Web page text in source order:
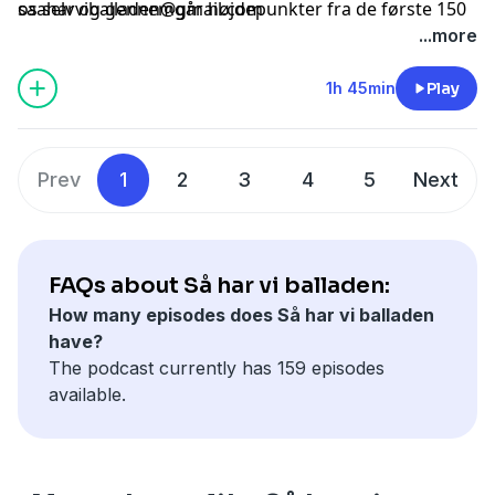
os selv og gennemgår højdepunkter fra de første 150
afsnit og vi afspiller den famøse erotiske jacuzzi-
saaharviballaden@gmail.com
Hosted by Simplecast, an AdsWizz company. See
pcm.adswizz.com
for information about our collection
and use of personal data for advertising.
...more
1h 45min Play
Prev 1 2 3 4 5 Next
FAQs about Så har vi balladen:
How many episodes does Så har vi balladen
have?
The podcast currently has 159 episodes
available.